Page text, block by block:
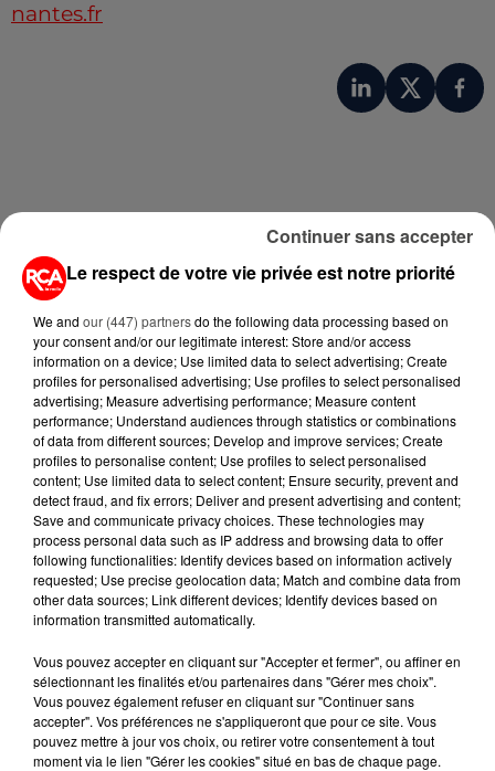
nantes.fr
A LIRE AUSSI...
1er août 2026
UNE CHUTE FATALE DE 2 000
MÈTRES : UNE PARACHUTISTE DE
26 ANS PERD...
28 juillet 2026
ÉQUIPE DE FRANCE : LE GRAND
CHANTIER QUI ATTEND ZINÉDINE
ZIDANE À...
23 juillet 2026
BOMBARDIER D'EAU FRANÇAIS
PREND SON ENVOL
15 juillet 2026
GRANDES MARÉES DE L'ÉTÉ :
Le respect de votre vie privée est notre priorité
We and our (447) partnersdo the following data processing based on
your consent and/or our legitimate interest: Store and/or access
information on a device; Use limited data to select advertising; Create
profiles for personalised advertising; Use profiles to select personalised
advertising; Measure advertising performance; Measure content
performance; Understand audiences through statistics or combinations
of data from different sources; Develop and improve services; Create
profiles to personalise content; Use profiles to select personalised
content; Use limited data to select content; Ensure security, prevent and
detect fraud, and fix errors; Deliver and present advertising and content;
Save and communicate privacy choices. These technologies may
process personal data such as IP address and browsing data to offer
following functionalities: Identify devices based on information actively
requested; Use precise geolocation data; Match and combine data from
other data sources; Link different devices; Identify devices based on
information transmitted automatically.
Vous pouvez accepter en cliquant sur "Accepter et fermer", ou affiner en
sélectionnant les finalités et/ou partenaires dans "Gérer mes choix".
Vous pouvez également refuser en cliquant sur "Continuer sans
accepter". Vos préférences ne s'appliqueront que pour ce site. Vous
pouvez mettre à jour vos choix, ou retirer votre consentement à tout
moment via le lien "Gérer les cookies" situé en bas de chaque page.
Continuer sans accepter